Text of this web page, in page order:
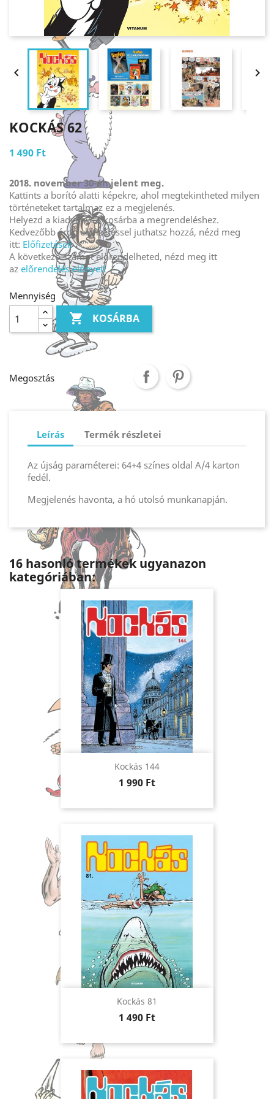
 
KOCKÁS 62
1 490 Ft
2018. november 30-án jelent meg.
Kattints a borító alatti képekre, ahol megtekintheted milyen
történeteket tartalmaz ez a megjelenés.
Helyezd a kiadványt a kosárba a megrendeléshez.
Kedvezőbb áron előfizetéssel juthatsz hozzá, nézd meg
itt: Előfizetések
A következő számot előrendelheted, nézd meg itt
az előrendelés előnyeit
Mennyiség
 KOSÁRBA
Megosztás
Leírás Termék részletei
Az újság paraméterei: 64+4 színes oldal A/4 karton
fedél.
Megjelenés havonta, a hó utolsó munkanapján.
16 hasonló termékek ugyanazon
kategóriában:
Kockás 144
Ár
1 990 Ft
Kockás 81
Ár
1 490 Ft